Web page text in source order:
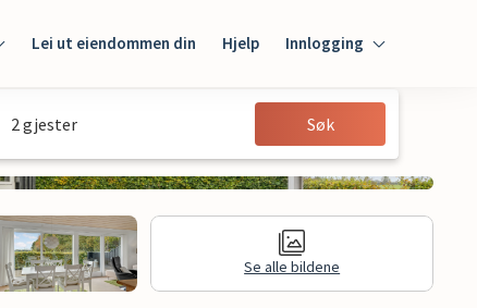
Lei ut eiendommen din Hjelp Innlogging
Innlogging
Gjest
2 gjester Søk
Se alle bildene